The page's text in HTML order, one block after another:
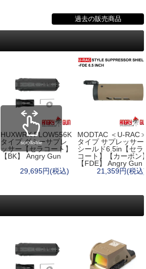
過去の販売商品
HUXWRX FLOW556K
タイプ ダミーサプレ
ッサー【セラコート】
【BK】 Angry Gun
29,695円(税込)
MODTAC ＜U-RAC
タイプ サプレッサー
シールド6.5in【セラ
コート】【カーボン
【FDE】 Angry Gun
21,359円(税込)
scrollable